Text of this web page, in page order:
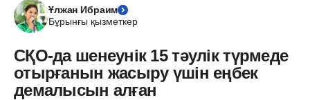
Ұлжан Ибраим
Бұрынғы қызметкер
СҚО-да шенеунік 15 тәулік түрмеде
отырғанын жасыру үшін еңбек
демалысын алған